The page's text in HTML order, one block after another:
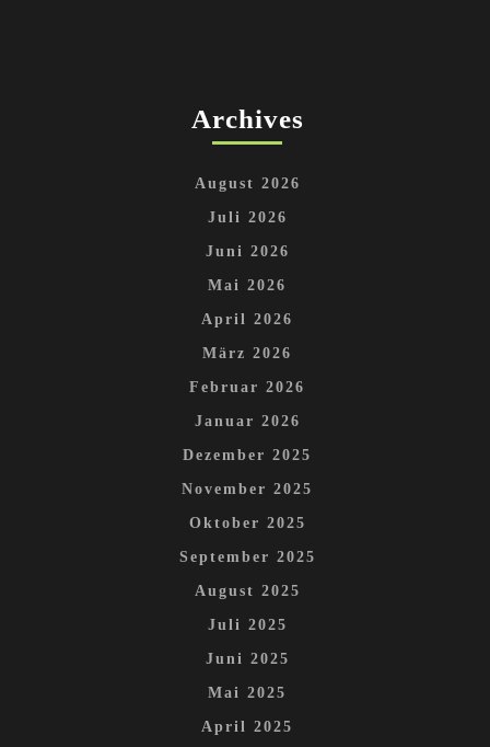
Archives
August 2026
Juli 2026
Juni 2026
Mai 2026
April 2026
März 2026
Februar 2026
Januar 2026
Dezember 2025
November 2025
Oktober 2025
September 2025
August 2025
Juli 2025
Juni 2025
Mai 2025
April 2025